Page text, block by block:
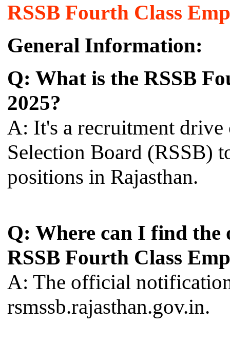
RSSB Fourth Class
General Information:
Q: What is the RSSB
2025?
A: It's a recruitment drive
Selection Board (RSSB)
positions in Rajasthan.
Q: Where can I find
RSSB Fourth Class
A: The official
rsmssb.rajasthan.gov.in.